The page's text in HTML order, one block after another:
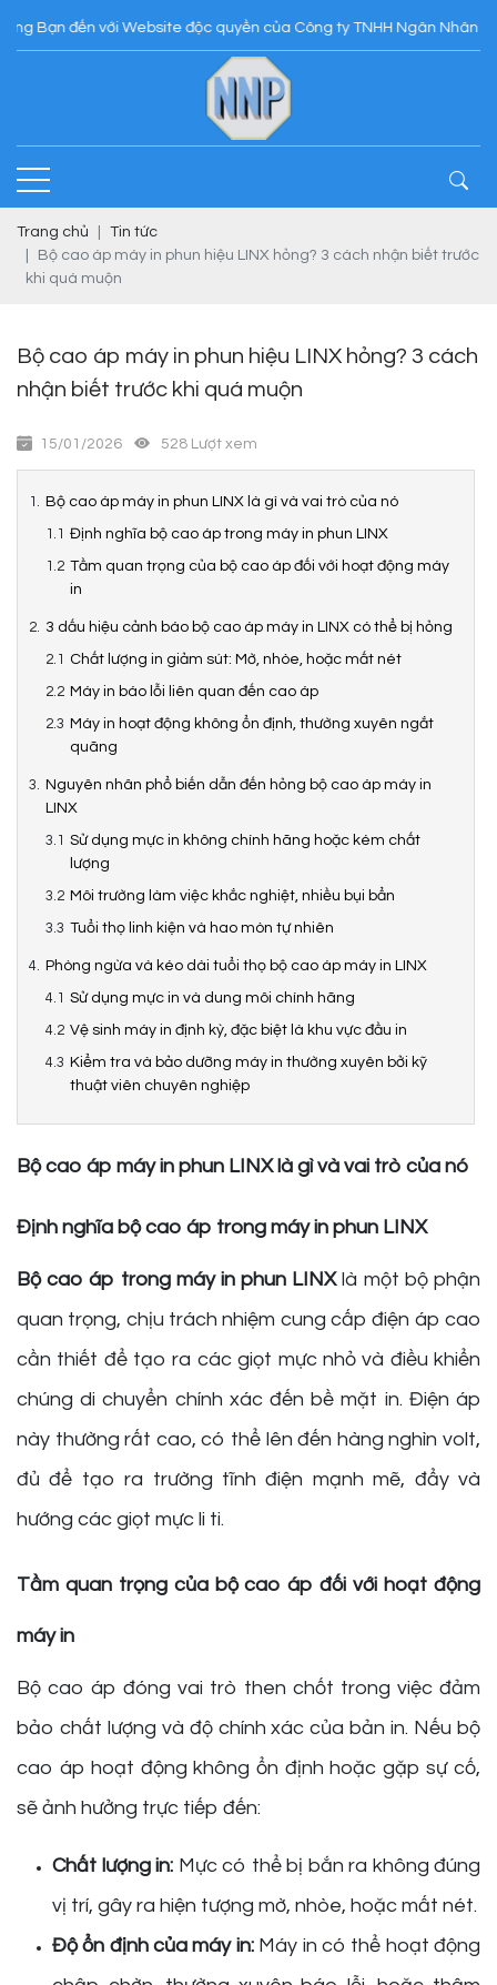
đến với Website độc quyền của Công ty TNHH Ngân Nhân Phát
Trang chủ
Tin tức
Bộ cao áp máy in phun hiệu LINX hỏng? 3 cách nhận biết trước
khi quá muộn
Bộ cao áp máy in phun hiệu LINX hỏng? 3 cách
nhận biết trước khi quá muộn
15/01/2026 528 Lượt xem
Bộ cao áp máy in phun LINX là gì và vai trò của nó
Định nghĩa bộ cao áp trong máy in phun LINX
Tầm quan trọng của bộ cao áp đối với hoạt động máy
in
3 dấu hiệu cảnh báo bộ cao áp máy in LINX có thể bị hỏng
Chất lượng in giảm sút: Mờ, nhòe, hoặc mất nét
Máy in báo lỗi liên quan đến cao áp
Máy in hoạt động không ổn định, thường xuyên ngắt
quãng
Nguyên nhân phổ biến dẫn đến hỏng bộ cao áp máy in
LINX
Sử dụng mực in không chính hãng hoặc kém chất
lượng
Môi trường làm việc khắc nghiệt, nhiều bụi bẩn
Tuổi thọ linh kiện và hao mòn tự nhiên
Phòng ngừa và kéo dài tuổi thọ bộ cao áp máy in LINX
Sử dụng mực in và dung môi chính hãng
Vệ sinh máy in định kỳ, đặc biệt là khu vực đầu in
Kiểm tra và bảo dưỡng máy in thường xuyên bởi kỹ
thuật viên chuyên nghiệp
Bộ cao áp máy in phun LINX là gì và vai trò của nó
Định nghĩa bộ cao áp trong máy in phun LINX
Bộ cao áp trong máy in phun LINXlà một bộ phận
quan trọng, chịu trách nhiệm cung cấp điện áp cao
cần thiết để tạo ra các giọt mực nhỏ và điều khiển
chúng di chuyển chính xác đến bề mặt in. Điện áp
này thường rất cao, có thể lên đến hàng nghìn volt,
đủ để tạo ra trường tĩnh điện mạnh mẽ, đẩy và
hướng các giọt mực li ti.
Tầm quan trọng của bộ cao áp đối với hoạt động
máy in
Bộ cao áp đóng vai trò then chốt trong việc đảm
bảo chất lượng và độ chính xác của bản in. Nếu bộ
cao áp hoạt động không ổn định hoặc gặp sự cố,
sẽ ảnh hưởng trực tiếp đến:
Chất lượng in: Mực có thể bị bắn ra không đúng
vị trí, gây ra hiện tượng mờ, nhòe, hoặc mất nét.
Độ ổn định của máy in:Máy in có thể hoạt động